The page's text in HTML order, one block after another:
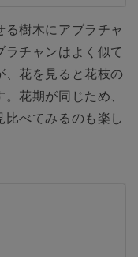
樹木にアブラチャ
ラチャンはよく似て
、花を見ると花枝の
花期が同じため、
比べてみるのも楽し